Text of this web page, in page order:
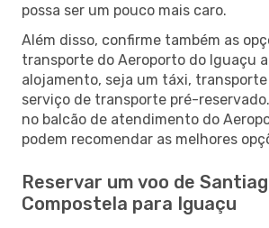
possa ser um pouco mais caro.
Além disso, confirme também as
transporte do Aeroporto do Iguaçu
alojamento, seja um táxi,
serviço de transporte pré-
no balcão de atendimento do
podem recomendar as melhores
Reservar um voo de
Compostela para Iguaçu